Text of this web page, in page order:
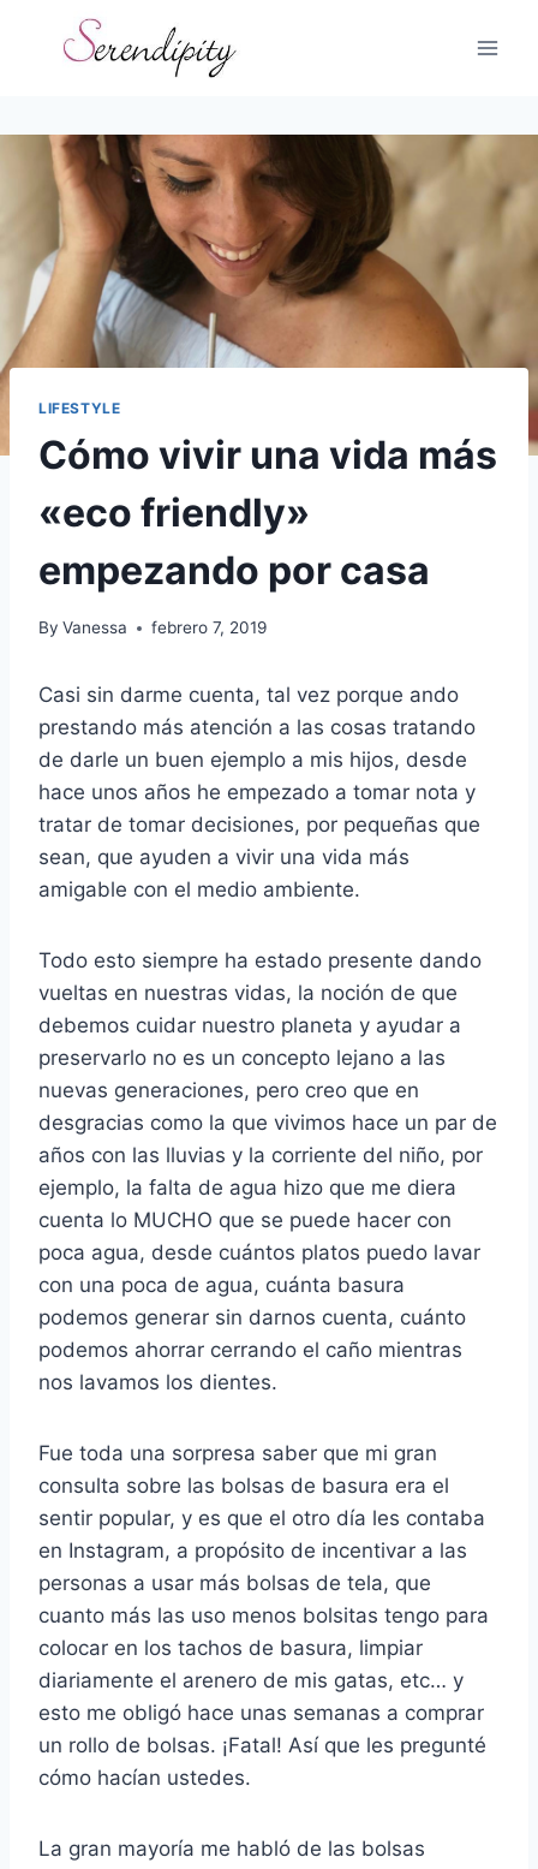
LIFESTYLE
Cómo vivir una vida más
«eco friendly»
empezando por casa
By Vanessa febrero 7, 2019
Casi sin darme cuenta, tal vez porque ando
prestando más atención a las cosas tratando
de darle un buen ejemplo a mis hijos, desde
hace unos años he empezado a tomar nota y
tratar de tomar decisiones, por pequeñas que
sean, que ayuden a vivir una vida más
amigable con el medio ambiente.
Todo esto siempre ha estado presente dando
vueltas en nuestras vidas, la noción de que
debemos cuidar nuestro planeta y ayudar a
preservarlo no es un concepto lejano a las
nuevas generaciones, pero creo que en
desgracias como la que vivimos hace un par de
años con las lluvias y la corriente del niño, por
ejemplo, la falta de agua hizo que me diera
cuenta lo MUCHO que se puede hacer con
poca agua, desde cuántos platos puedo lavar
con una poca de agua, cuánta basura
podemos generar sin darnos cuenta, cuánto
podemos ahorrar cerrando el caño mientras
nos lavamos los dientes.
Fue toda una sorpresa saber que mi gran
consulta sobre las bolsas de basura era el
sentir popular, y es que el otro día les contaba
en Instagram, a propósito de incentivar a las
personas a usar más bolsas de tela, que
cuanto más las uso menos bolsitas tengo para
colocar en los tachos de basura, limpiar
diariamente el arenero de mis gatas, etc… y
esto me obligó hace unas semanas a comprar
un rollo de bolsas. ¡Fatal! Así que les pregunté
cómo hacían ustedes.
La gran mayoría me habló de las bolsas